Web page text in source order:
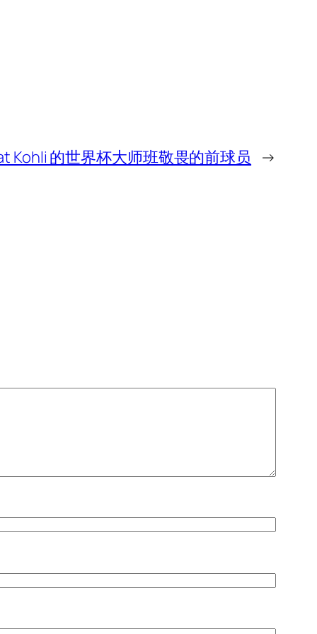
Kohli 的世界杯大师班敬畏的前球员 →